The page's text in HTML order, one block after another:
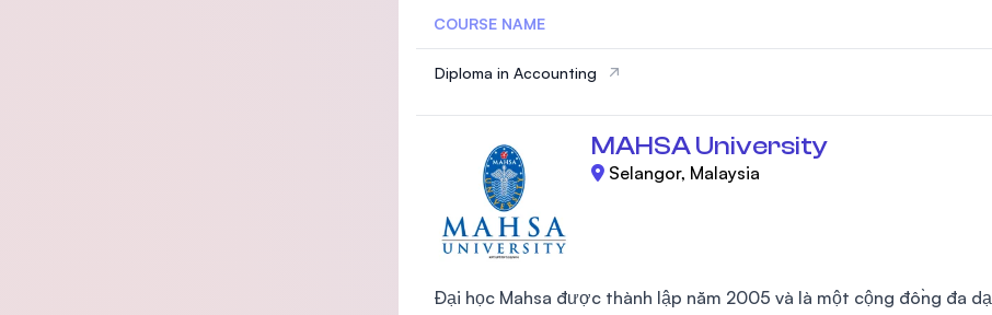
COURSE NAME
Diploma in Accounting
MAHSA University
Selangor, Malaysia
Đại học Mahsa được thành lập năm 2005 và là một cộng đồng đa